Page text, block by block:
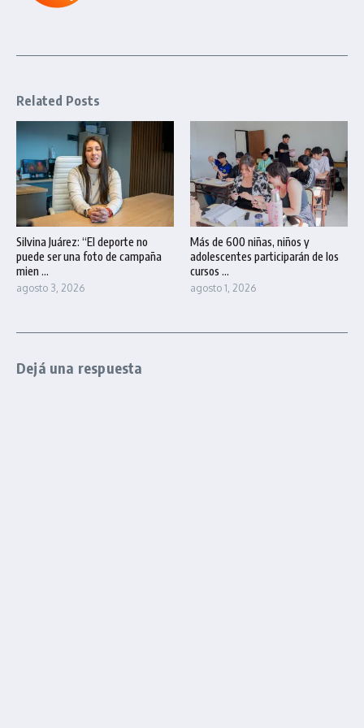
Related Posts
Silvina Juárez: “El deporte no
puede ser una foto de campaña
mien ...
agosto 3, 2026
Más de 600 niñas, niños y
adolescentes participarán de los
cursos ...
agosto 1, 2026
Dejá una respuesta